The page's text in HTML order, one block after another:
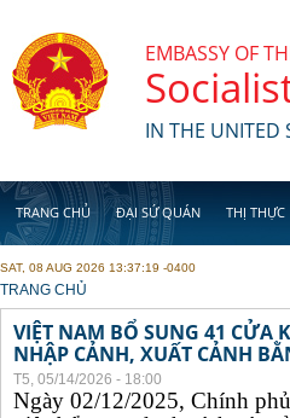
EMBASSY OF
IN THE UNITED
TRANG CHỦ ĐẠI SỨ QUÁN THỊ THỰC
SAT, 08 AUG 2026 13:37:19 -0400
YOU ARE HERE
TRANG CHỦ
VIỆT NAM BỔ SUNG 41 CỬA
NHẬP CẢNH, XUẤT CẢNH
T5, 05/14/2026 - 18:00
Ngày 02/12/2025, Chính